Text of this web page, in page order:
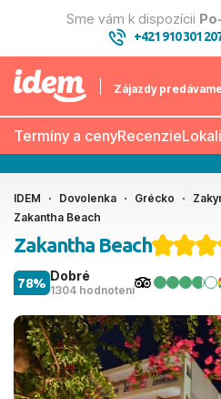
Sme vám k dispozícii
+421 910 301
Zájazdy
Termíny a cenyRecenzie
IDEM Dovolenka Grécko
Zakantha Beach
Zakantha Beach
Dobré
1304 hodnotení
78%